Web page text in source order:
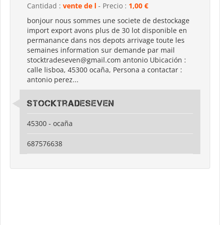
Cantidad : vente de l - Precio : 1,00 €
bonjour nous sommes une societe de destockage
import export avons plus de 30 lot disponible en
permanance dans nos depots arrivage toute les
semaines information sur demande par mail
stocktradeseven@gmail.com antonio Ubicación :
calle lisboa, 45300 ocaña, Persona a contactar :
antonio perez...
stocktradeseven
45300 - ocaña
687576638